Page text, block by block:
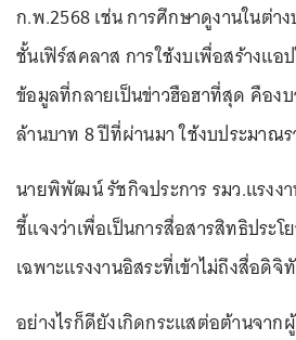
ก.พ.2568 เช่น การศึกษาดูงานในต่า
ชั้นเฟิร์สคลาส การใช้งบเพื่อสร้างแอ
ข้อมูลที่กลายเป็นข่าวฮือฮาที่สุด คือ
ล้านบาท 8 ปีที่ผ่านมา ใช้งบประมาณ
นายพิพัฒน์ รัชกิจประการ รมว.แรงง
ชี้แจงว่าเพื่อเป็นการสื่อสารสิทธิประ
เฉพาะแรงงานอิสระที่เข้าไม่ถึงสื่อดิจิ
อย่างไรก็ดียังเกิดกระแสต่อต้านจาก